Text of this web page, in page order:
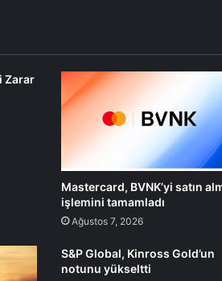
Zarar
Mastercard, BVNK’yi satın
işlemini tamamladı
Ağustos 7, 2026
S&P Global, Kinross Gold’un
notunu yükseltti